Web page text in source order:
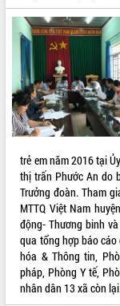
LIÊN KẾT WEB
THỐNG KÊ TRUY CẬP
Hôm nay: 14408
Tất cả: 66100076
trẻ em năm 2016 tại
thị trấn Phước An do
Trưởng đoàn. Tham
MTTQ Việt Nam
động- Thương binh
qua tổng hợp báo cáo
hóa & Thông tin,
pháp, Phòng Y tế,
nhân dân 13 xã còn